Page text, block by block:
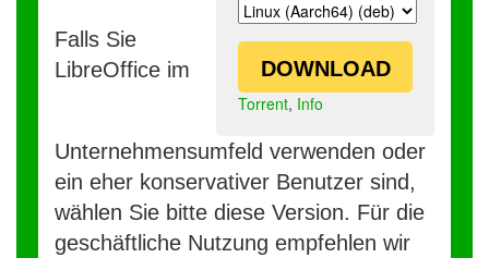
DOWNLOAD
Torrent, Info
Falls Sie
LibreOffice im
Unternehmensumfeld verwenden oder
ein eher konservativer Benutzer sind,
wählen Sie bitte diese Version. Für die
geschäftliche Nutzung empfehlen wir